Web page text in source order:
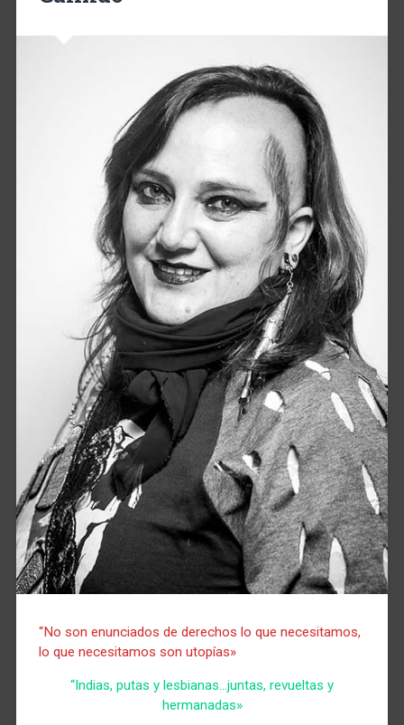
“No son enunciados de derechos lo que necesitamos,
lo que necesitamos son utopías»
“Indias, putas y lesbianas…juntas, revueltas y
hermanadas»